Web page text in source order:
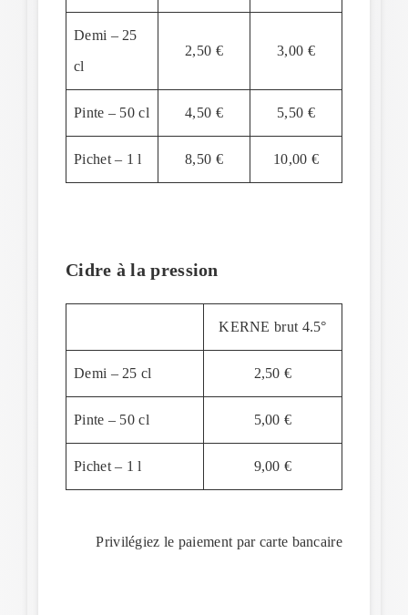
Demi – 25
cl
2,50 € 3,00 €
Pinte – 50 cl 4,50 € 5,50 €
Pichet – 1 l 8,50 € 10,00 €
Cidre à la pression
KERNE brut 4.5°
Demi – 25 cl 2,50 €
Pinte – 50 cl 5,00 €
Pichet – 1 l 9,00 €
Privilégiez le paiement par carte bancaire